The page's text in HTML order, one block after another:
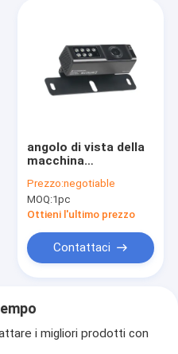
angolo di vista della
macchina
inverso di 300m
984ft HD 120 gradi
per l'automobile del
Prezzo:negotiable
MOQ:1pc
Ottieni l'ultimo prezzo
Contattaci
i migliori prodotti con